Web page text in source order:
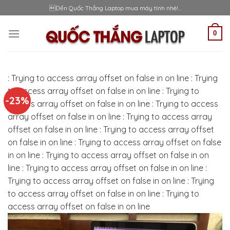
to
content
Đến Quốc Thắng Laptop mua máy tính nhé!...
0
-23%
: Trying to access array offset on false in on line : Trying
to access array offset on false in on line : Trying to
access array offset on false in on line : Trying to access
array offset on false in on line : Trying to access array
offset on false in on line : Trying to access array offset
on false in on line : Trying to access array offset on false
in on line : Trying to access array offset on false in on
line : Trying to access array offset on false in on line :
Trying to access array offset on false in on line : Trying
to access array offset on false in on line : Trying to
access array offset on false in on line